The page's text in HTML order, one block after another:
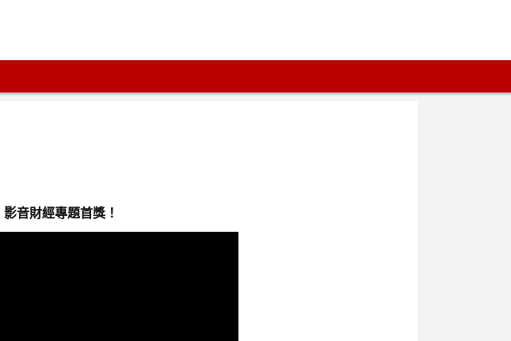
影音財經專題首獎！